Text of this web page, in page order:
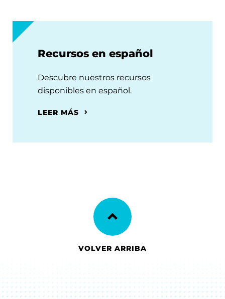
Recursos en español
Descubre nuestros recursos
disponibles en español.
LEER MÁS
VOLVER ARRIBA